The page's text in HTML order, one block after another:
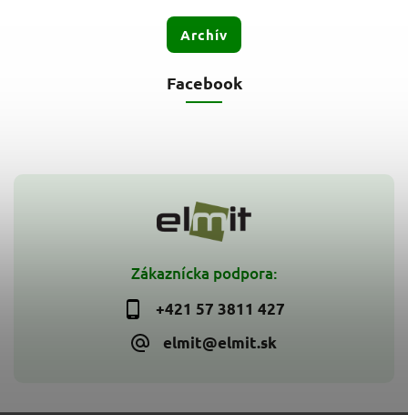
Zákaznícka podpora:
+421 57 3811 427
elmit@elmit.sk
Archív
Facebook